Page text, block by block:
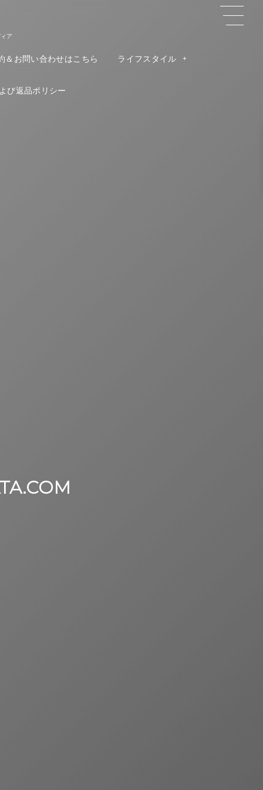
ア
＆お問い合わせはこちら ライフスタイル
び返品ポリシー